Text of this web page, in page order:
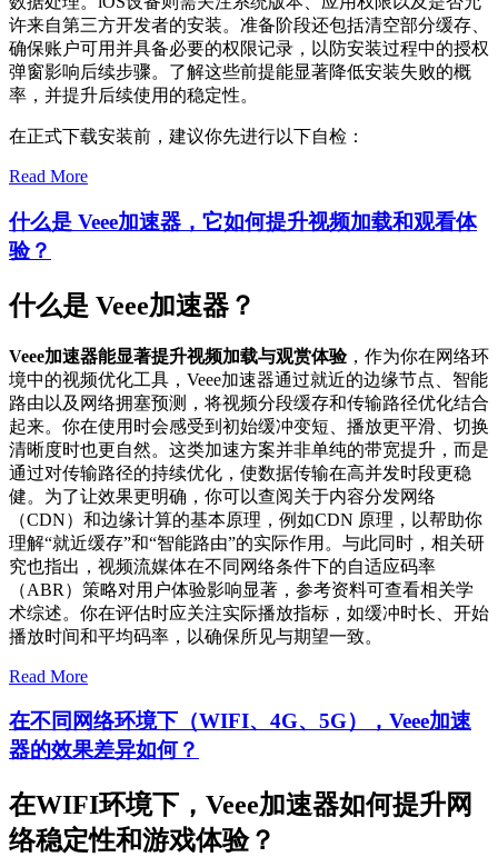
许来自第三方开发者的安装。准备阶段还包括清空部分缓存、
确保账户可用并具备必要的权限记录，以防安装过程中的授权
弹窗影响后续步骤。了解这些前提能显著降低安装失败的概
率，并提升后续使用的稳定性。
在正式下载安装前，建议你先进行以下自检：
Read More
什么是 Veee加速器，它如何提升视频加载和观看体
验？
什么是 Veee加速器？
Veee加速器能显著提升视频加载与观赏体验，作为你在网络环
境中的视频优化工具，Veee加速器通过就近的边缘节点、智能
路由以及网络拥塞预测，将视频分段缓存和传输路径优化结合
起来。你在使用时会感受到初始缓冲变短、播放更平滑、切换
清晰度时也更自然。这类加速方案并非单纯的带宽提升，而是
通过对传输路径的持续优化，使数据传输在高并发时段更稳
健。为了让效果更明确，你可以查阅关于内容分发网络
（CDN）和边缘计算的基本原理，例如CDN 原理 ，以帮助你
理解“就近缓存”和“智能路由”的实际作用。与此同时，相关研
究也指出，视频流媒体在不同网络条件下的自适应码率
（ABR）策略对用户体验影响显著，参考资料可查看相关学
术综述。你在评估时应关注实际播放指标，如缓冲时长、开始
播放时间和平均码率，以确保所见与期望一致。
Read More
在不同网络环境下（WIFI、4G、5G），Veee加速
器的效果差异如何？
在WIFI环境下，Veee加速器如何提升网
络稳定性和游戏体验？